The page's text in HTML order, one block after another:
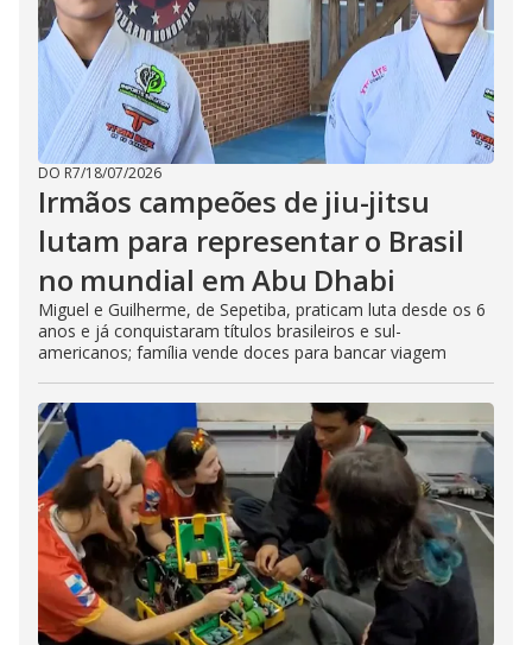
DO R7/18/07/2026
Irmãos campeões de jiu-jitsu
lutam para representar o Brasil
no mundial em Abu Dhabi
Miguel e Guilherme, de Sepetiba, praticam luta desde os 6
anos e já conquistaram títulos brasileiros e sul-
americanos; família vende doces para bancar viagem